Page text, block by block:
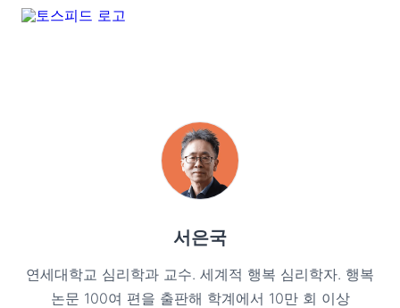
서은국
연세대학교 심리학과 교수. 세계적 행복 심리학자. 행복
논문 100여 편을 출판해 학계에서 10만 회 이상